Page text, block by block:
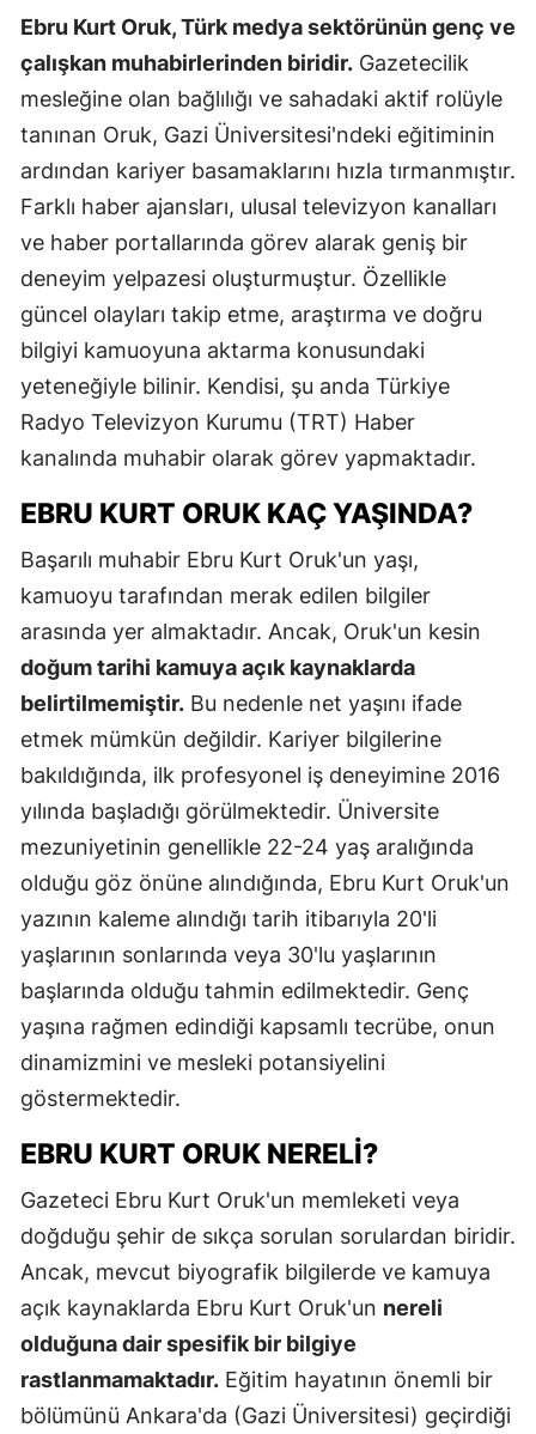
Ebru Kurt Oruk, Türk medya sektörünün genç ve
çalışkan muhabirlerinden biridir. Gazetecilik
mesleğine olan bağlılığı ve sahadaki aktif rolüyle
tanınan Oruk, Gazi Üniversitesi'ndeki eğitiminin
ardından kariyer basamaklarını hızla tırmanmıştır.
Farklı haber ajansları, ulusal televizyon kanalları
ve haber portallarında görev alarak geniş bir
deneyim yelpazesi oluşturmuştur. Özellikle
güncel olayları takip etme, araştırma ve doğru
bilgiyi kamuoyuna aktarma konusundaki
yeteneğiyle bilinir. Kendisi, şu anda Türkiye
Radyo Televizyon Kurumu (TRT) Haber
kanalında muhabir olarak görev yapmaktadır.
EBRU KURT ORUK KAÇ YAŞINDA?
Başarılı muhabir Ebru Kurt Oruk'un yaşı,
kamuoyu tarafından merak edilen bilgiler
arasında yer almaktadır. Ancak, Oruk'un kesin
doğum tarihi kamuya açık kaynaklarda
belirtilmemiştir. Bu nedenle net yaşını ifade
etmek mümkün değildir. Kariyer bilgilerine
bakıldığında, ilk profesyonel iş deneyimine 2016
yılında başladığı görülmektedir. Üniversite
mezuniyetinin genellikle 22-24 yaş aralığında
olduğu göz önüne alındığında, Ebru Kurt Oruk'un
yazının kaleme alındığı tarih itibarıyla 20'li
yaşlarının sonlarında veya 30'lu yaşlarının
başlarında olduğu tahmin edilmektedir. Genç
yaşına rağmen edindiği kapsamlı tecrübe, onun
dinamizmini ve mesleki potansiyelini
göstermektedir.
EBRU KURT ORUK NERELI?
Gazeteci Ebru Kurt Oruk'un memleketi veya
doğduğu şehir de sıkça sorulan sorulardan biridir.
Ancak, mevcut biyografik bilgilerde ve kamuya
açık kaynaklarda Ebru Kurt Oruk'un nereli
olduğuna dair spesifik bir bilgiye
rastlanmamaktadır. Eğitim hayatının önemli bir
bölümünü Ankara'da (Gazi Üniversitesi) geçirdiği